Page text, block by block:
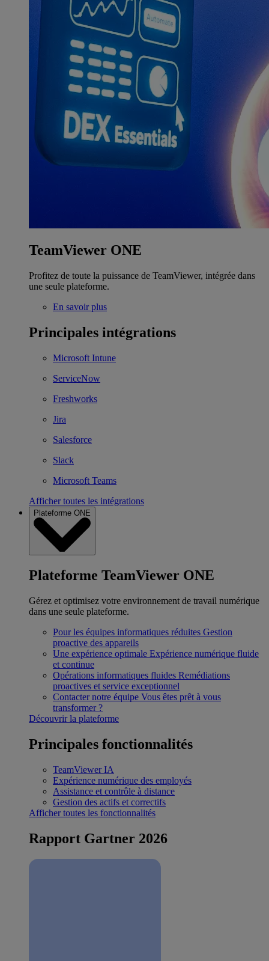
TeamViewer ONE
Profitez de toute la puissance de TeamViewer, intégrée dans
une seule plateforme.
En savoir plus
Principales intégrations
Microsoft Intune
ServiceNow
Freshworks
Jira
Salesforce
Slack
Microsoft Teams
Afficher toutes les intégrations
Plateforme ONE
Plateforme TeamViewer ONE
Gérez et optimisez votre environnement de travail numérique
dans une seule plateforme.
Pour les équipes informatiques réduites Gestion
proactive des appareils
Une expérience optimale Expérience numérique fluide
et continue
Opérations informatiques fluides Remédiations
proactives et service exceptionnel
Contacter notre équipe Vous êtes prêt à vous
transformer ?
Découvrir la plateforme
Principales fonctionnalités
TeamViewer IA
Expérience numérique des employés
Assistance et contrôle à distance
Gestion des actifs et correctifs
Afficher toutes les fonctionnalités
Rapport Gartner 2026